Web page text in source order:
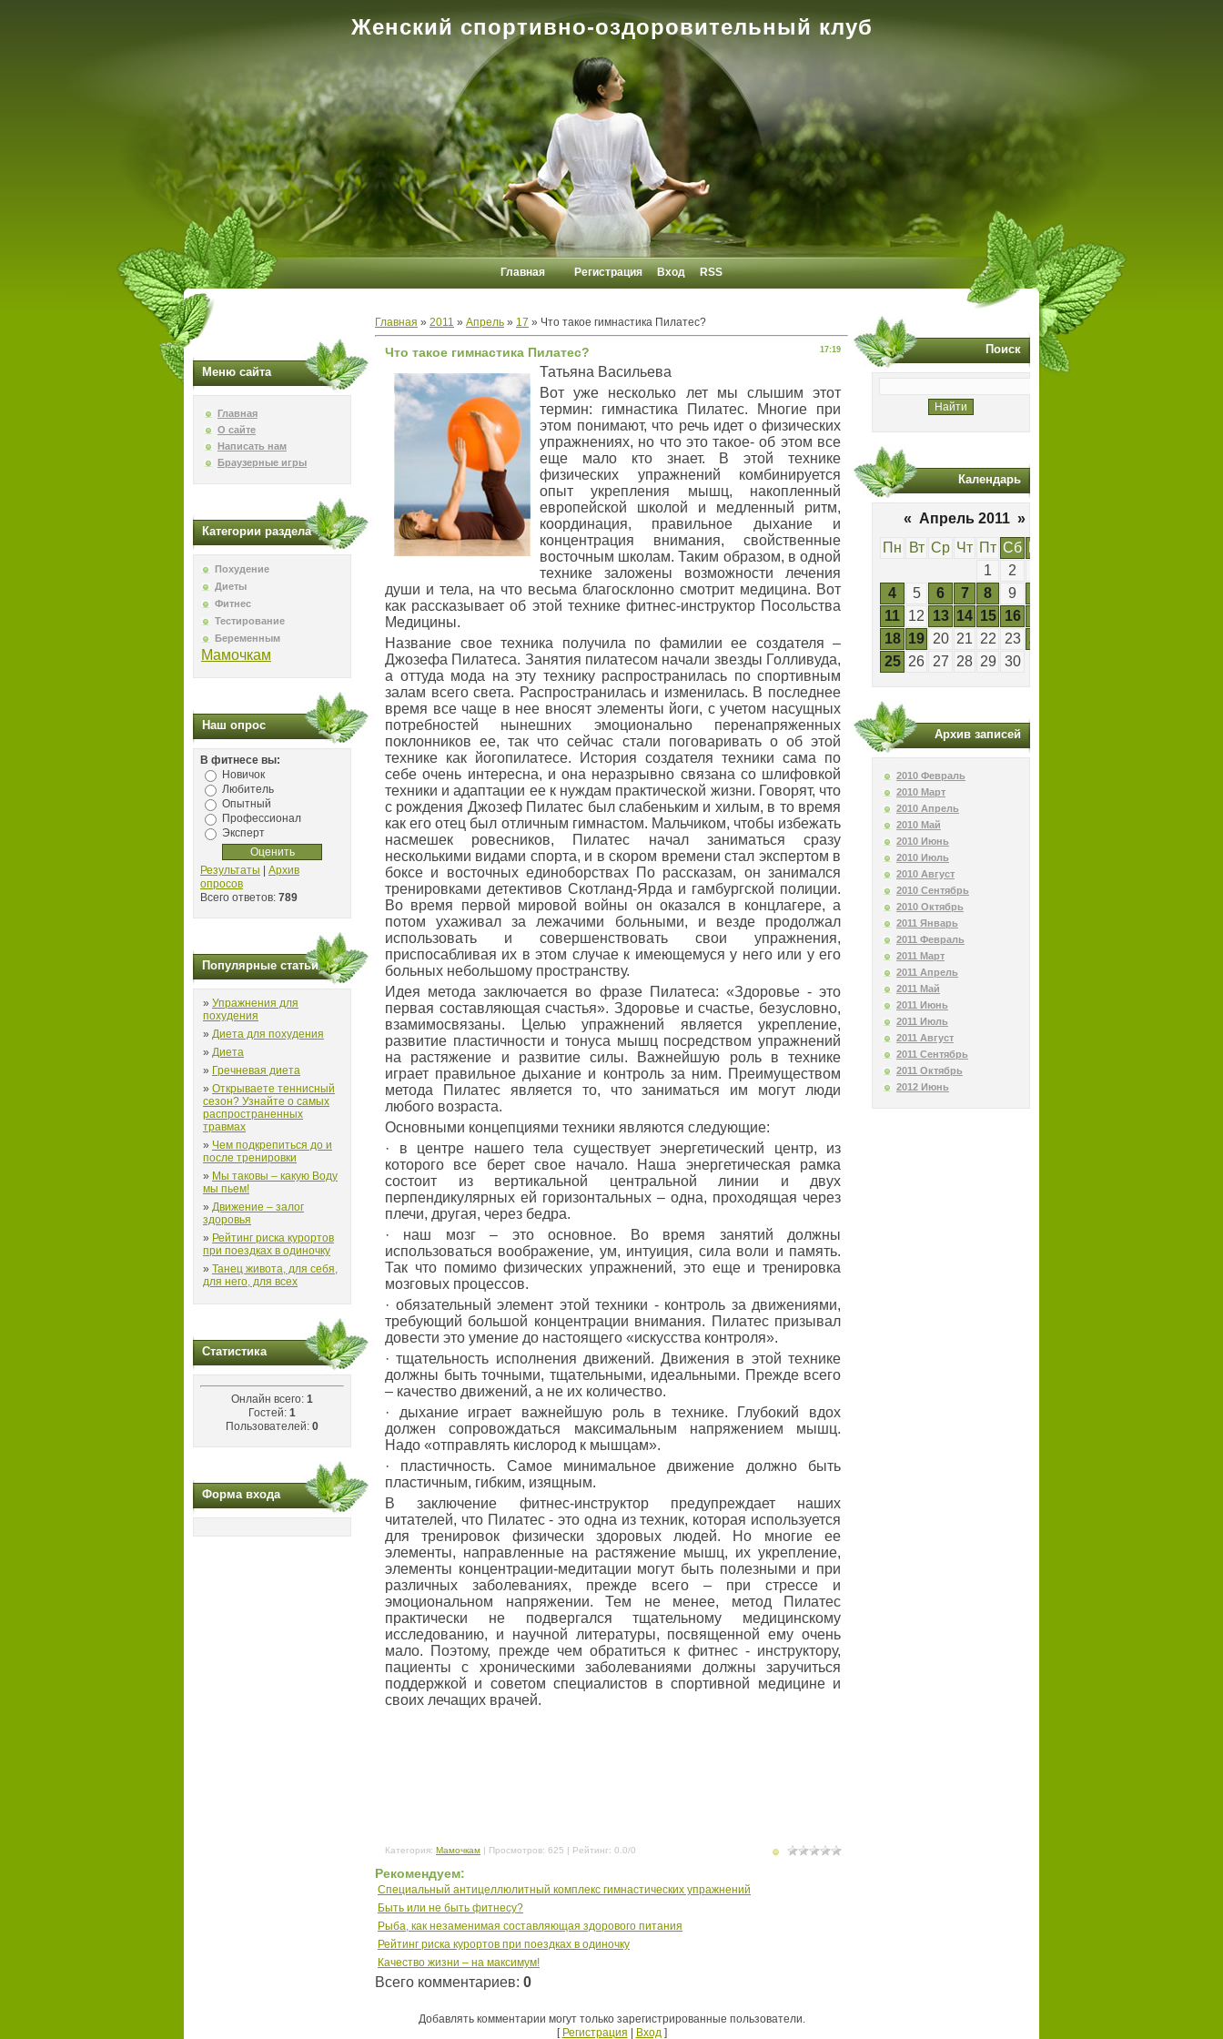
Женский спортивно-оздоровительный клуб
Главная Регистрация Вход RSS
Меню сайта
Главная
О сайте
Написать нам
Браузерные игры
Категории раздела
Похудение
Диеты
Фитнес
Тестирование
Беременным
Мамочкам
Наш опрос
В фитнесе вы:
Новичок
Любитель
Опытный
Профессионал
Эксперт
Результаты
Архив
опросов
Всего ответов: 789
Популярные статьи
» Упражнения для
похудения
» Диета для похудения
» Диета
» Гречневая диета
» Открываете теннисный
сезон? Узнайте о самых
распространенных
травмах
» Чем подкрепиться до и
после тренировки
» Мы таковы – какую Воду
мы пьем!
» Движение – залог
здоровья
» Рейтинг риска курортов
при поездках в одиночку
» Танец живота, для себя,
для него, для всех
Статистика
Онлайн всего: 1
Гостей: 1
Пользователей: 0
Форма входа
Главная » 2011 » Апрель » 17 » Что такое гимнастика Пилатес?
17:19
Что такое гимнастика Пилатес?
Татьяна Васильева
Вот уже несколько лет мы слышим этот
термин: гимнастика Пилатес. Многие при
этом понимают, что речь идет о физических
упражнениях, но что это такое- об этом все
еще мало кто знает. В этой технике
физических упражнений комбинируется
опыт укрепления мышц, накопленный
европейской школой и медленный ритм,
координация, правильное дыхание и
концентрация внимания, свойственные
восточным школам. Таким образом, в одной
технике заложены возможности лечения
души и тела, на что весьма благосклонно смотрит медицина. Вот
как рассказывает об этой технике фитнес-инструктор Посольства
Медицины.
Название свое техника получила по фамилии ее создателя –
Джозефа Пилатеса. Занятия пилатесом начали звезды Голливуда,
а оттуда мода на эту технику распространилась по спортивным
залам всего света. Распространилась и изменилась. В последнее
время все чаще в нее вносят элементы йоги, с учетом насущных
потребностей нынешних эмоционально перенапряженных
поклонников ее, так что сейчас стали поговаривать о об этой
технике как йогопилатесе. История создателя техники сама по
себе очень интересна, и она неразрывно связана со шлифовкой
техники и адаптации ее к нуждам практической жизни. Говорят, что
с рождения Джозеф Пилатес был слабеньким и хилым, в то время
как его отец был отличным гимнастом. Мальчиком, чтобы избежать
насмешек ровесников, Пилатес начал заниматься сразу
несколькими видами спорта, и в скором времени стал экспертом в
боксе и восточных единоборствах По рассказам, он занимался
тренировками детективов Скотланд-Ярда и гамбургской полиции.
Во время первой мировой войны он оказался в концлагере, а
потом ухаживал за лежачими больными, и везде продолжал
использовать и совершенствовать свои упражнения,
приспосабливая их в этом случае к имеющемуся у него или у его
больных небольшому пространству.
Идея метода заключается во фразе Пилатеса: «Здоровье - это
первая составляющая счастья». Здоровье и счастье, безусловно,
взамимосвязаны. Целью упражнений является укрепление,
развитие пластичности и тонуса мышц посредством упражнений
на растяжение и развитие силы. Важнейшую роль в технике
играет правильное дыхание и контроль за ним. Преимуществом
метода Пилатес является то, что заниматься им могут люди
любого возраста.
Основными концепциями техники являются следующие:
· в центре нашего тела существует энергетический центр, из
которого все берет свое начало. Наша энергетическая рамка
состоит из вертикальной центральной линии и двух
перпендикулярных ей горизонтальных – одна, проходящая через
плечи, другая, через бедра.
· наш мозг – это основное. Во время занятий должны
использоваться воображение, ум, интуиция, сила воли и память.
Так что помимо физических упражнений, это еще и тренировка
мозговых процессов.
· обязательный элемент этой техники - контроль за движениями,
требующий большой концентрации внимания. Пилатес призывал
довести это умение до настоящего «искусства контроля».
· тщательность исполнения движений. Движения в этой технике
должны быть точными, тщательными, идеальными. Прежде всего
– качество движений, а не их количество.
· дыхание играет важнейшую роль в технике. Глубокий вдох
должен сопровождаться максимальным напряжением мышц.
Надо «отправлять кислород к мышцам».
· пластичность. Самое минимальное движение должно быть
пластичным, гибким, изящным.
В заключение фитнес-инструктор предупреждает наших
читателей, что Пилатес - это одна из техник, которая используется
для тренировок физически здоровых людей. Но многие ее
элементы, направленные на растяжение мышц, их укрепление,
элементы концентрации-медитации могут быть полезными и при
различных заболеваниях, прежде всего – при стрессе и
эмоциональном напряжении. Тем не менее, метод Пилатес
практически не подвергался тщательному медицинскому
исследованию, и научной литературы, посвященной ему очень
мало. Поэтому, прежде чем обратиться к фитнес - инструктору,
пациенты с хроническими заболеваниями должны заручиться
поддержкой и советом специалистов в спортивной медицине и
своих лечащих врачей.
Категория: Мамочкам | Просмотров: 625 | Рейтинг: 0.0/0
Рекомендуем:
Специальный антицеллюлитный комплекс гимнастических упражнений
Быть или не быть фитнесу?
Рыба, как незаменимая составляющая здорового питания
Рейтинг риска курортов при поездках в одиночку
Качество жизни – на максимум!
Всего комментариев: 0
Добавлять комментарии могут только зарегистрированные пользователи.
[ Регистрация Вход]
Поиск
Календарь
« Апрель 2011 »
Пн
Вт Ср Чт Пт Сб
1
2
4
5 6 7 8 9
11 12 13 14 15 16
18 19 20 21 22 23 24
25 26 27 28 29 30
Архив записей
2010 Февраль
2010 Март
2010 Апрель
2010 Май
2010 Июнь
2010 Июль
2010 Август
2010 Сентябрь
2010 Октябрь
2011 Январь
2011 Февраль
2011 Март
2011 Апрель
2011 Май
2011 Июнь
2011 Июль
2011 Август
2011 Сентябрь
2011 Октябрь
2012 Июнь